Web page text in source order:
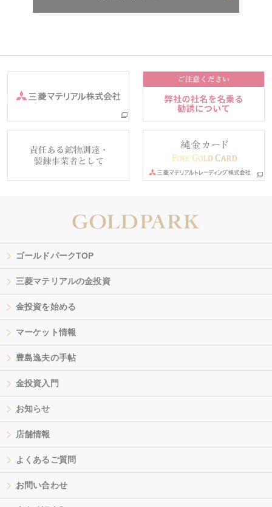
ゴールドパークTOP
三菱マテリアルの金投資
金投資を始める
マーケット情報
豊島逸夫の手帖
金投資入門
お知らせ
店舗情報
よくあるご質問
お問い合わせ